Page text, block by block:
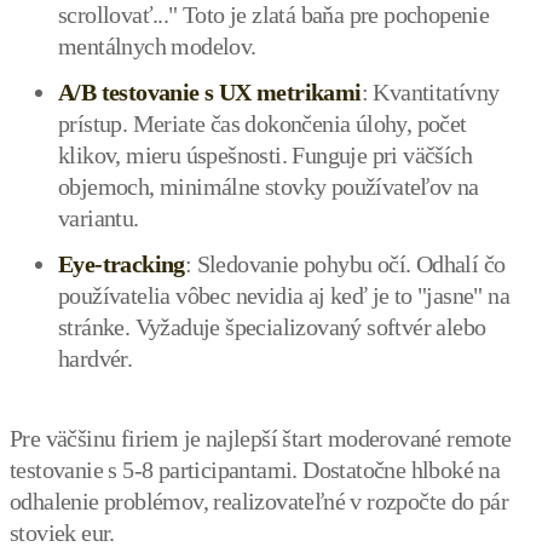
scrollovať..." Toto je zlatá baňa pre pochopenie
mentálnych modelov.
A/B testovanie s UX metrikami: Kvantitatívny
prístup. Meriate čas dokončenia úlohy, počet
klikov, mieru úspešnosti. Funguje pri väčších
objemoch, minimálne stovky používateľov na
variantu.
Eye-tracking: Sledovanie pohybu očí. Odhalí čo
používatelia vôbec nevidia aj keď je to "jasne" na
stránke. Vyžaduje špecializovaný softvér alebo
hardvér.
Pre väčšinu firiem je najlepší štart moderované remote
testovanie s 5-8 participantami. Dostatočne hlboké na
odhalenie problémov, realizovateľné v rozpočte do pár
stoviek eur.